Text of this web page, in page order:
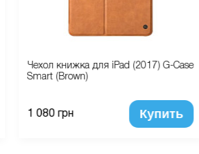
Чехол книжка для iPad (2017) G-Case
Smart (Brown)
1 080 грн Купить